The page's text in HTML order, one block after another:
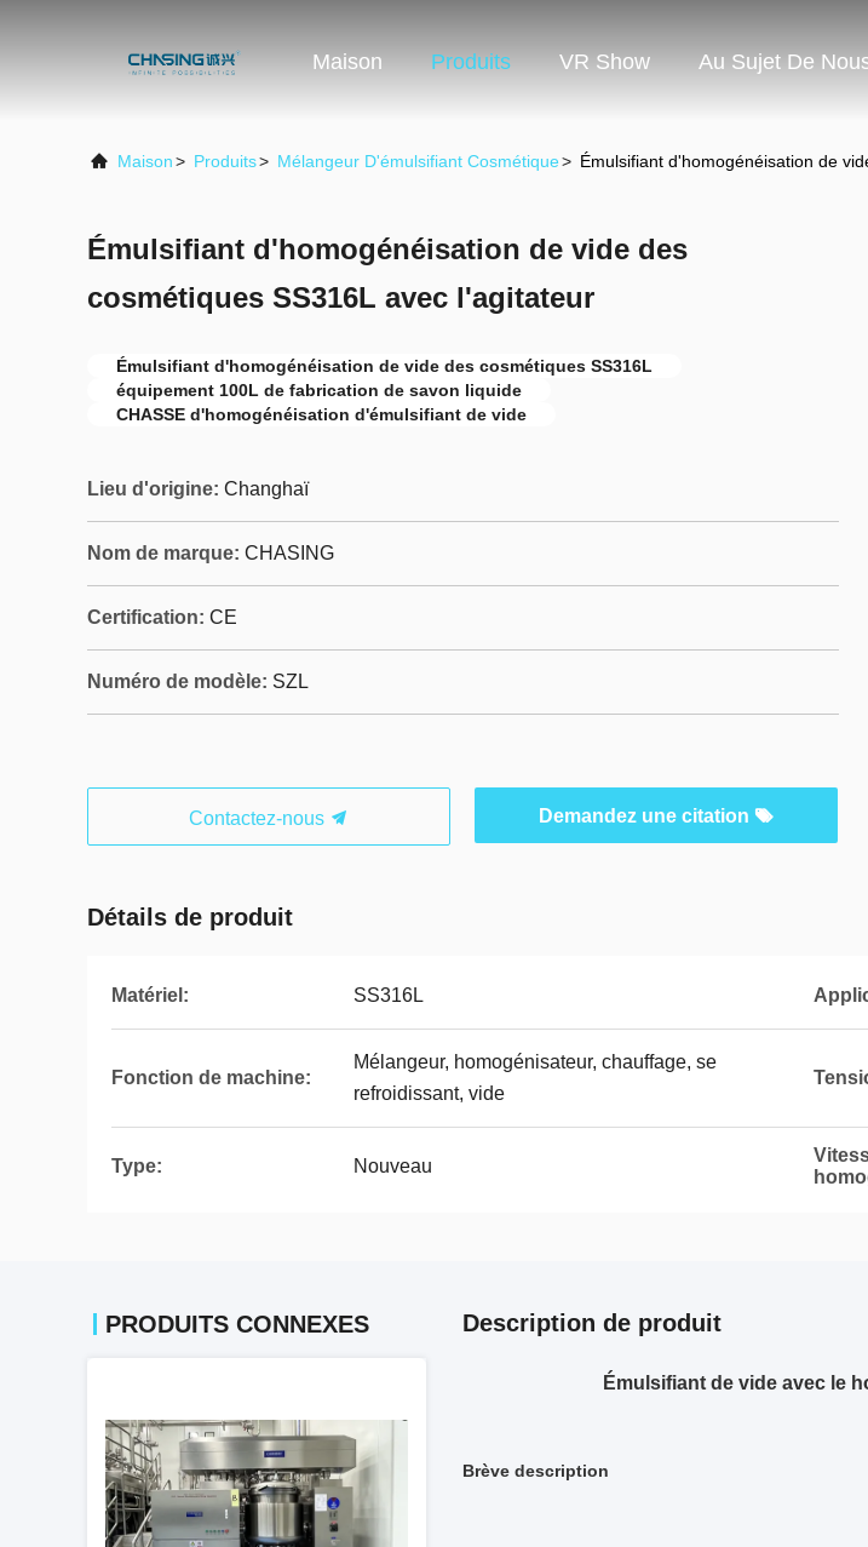
Maison Produits VR Show Au Sujet De
Maison> Produits> Mélangeur D'émulsifiant Cosmétique> Émulsifiant d'homogénéisation de
Émulsifiant d'homogénéisation de vide des
cosmétiques SS316L avec l'agitateur
Émulsifiant d'homogénéisation de vide des cosmétiques SS316L
équipement 100L de fabrication de savon liquide
CHASSE d'homogénéisation d'émulsifiant de vide
Lieu d'origine: Changhaï
Nom de marque: CHASING
Certification: CE
Numéro de modèle: SZL
Contactez-nous Demandez une citation
Détails de produit
Matériel: SS316L
Fonction de machine:
Mélangeur, homogénisateur, chauffage, se
refroidissant, vide
Type: Nouveau
PRODUITS CONNEXES Description de produit
Émulsifiant de vide avec le
Brève description